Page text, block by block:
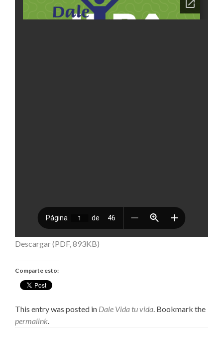
Descargar (PDF, 893KB)
Comparte esto:
This entry was posted in Dale Vida tu vida. Bookmark the
permalink.